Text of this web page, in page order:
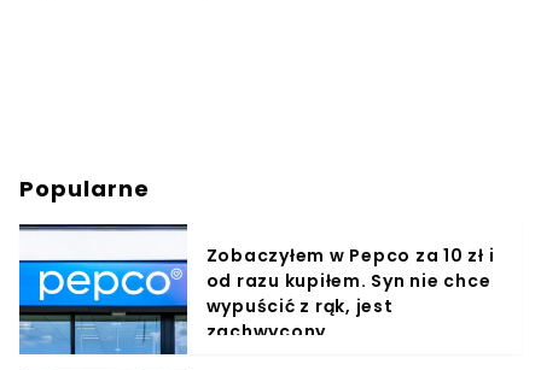
Popularne
Zobaczyłem w Pepco za 10 zł i
od razu kupiłem. Syn nie chce
wypuścić z rąk, jest
zachwycony